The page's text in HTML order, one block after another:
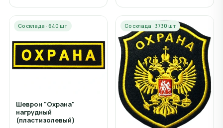
Со склада · 640 шт
Шеврон "Охрана"
нагрудный
(пластизолевый)
Со склада · 3730 шт